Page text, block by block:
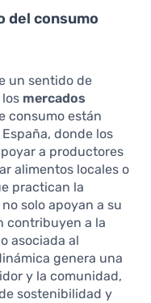
del consumo
un sentido de
mercados
consumo están
donde los
a productores
alimentos locales o
practican la
solo apoyan a su
contribuyen a la
asociada al
genera una
y la comunidad,
sostenibilidad y